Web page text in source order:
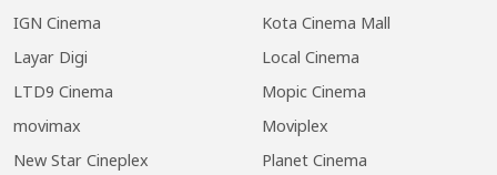
IGN Cinema
Kota Cinema Mall
Layar Digi
Local Cinema
LTD9 Cinema
Mopic Cinema
movimax
Moviplex
New Star Cineplex
Planet Cinema